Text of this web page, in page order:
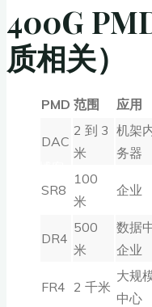
资源下载
新闻
400G
质相关）
PMD 范围 应用
DAC
2 到 3
米
机架
务器
SR8
100
米
企业
DR4
500
米
数据
企业
FR4 2 千米
大规
中心